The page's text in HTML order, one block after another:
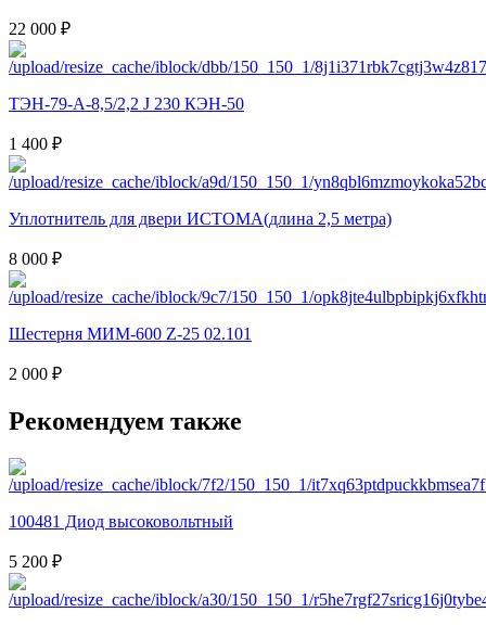
22 000 ₽
ТЭН-79-А-8,5/2,2 J 230 КЭН-50
1 400 ₽
Уплотнитель для двери ИСТОМА(длина 2,5 метра)
8 000 ₽
Шестерня МИМ-600 Z-25 02.101
2 000 ₽
Рекомендуем также
100481 Диод высоковольтный
5 200 ₽